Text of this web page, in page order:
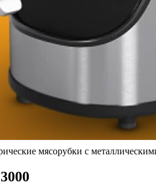
мясорубки с